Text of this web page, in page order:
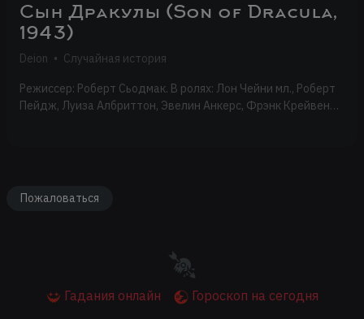
Сын Дракулы (Son of Dracula,
1943)
Deion • Случайная история
Режиссер: Роберт Сьодмак. В ролях: Лон Чейни мл., Роберт
Пейдж, Луиза Албриттон, Эвелин Анкерс, Фрэнк Крейвен…
Пожаловаться
Гадания онлайн
Гороскоп на сегодня